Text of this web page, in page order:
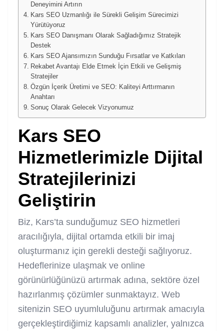
Deneyimini Artırın
Kars SEO Uzmanlığı ile Sürekli Gelişim Sürecimizi
Yürütüyoruz
Kars SEO Danışmanı Olarak Sağladığımız Stratejik
Destek
Kars SEO Ajansımızın Sunduğu Fırsatlar ve Katkıları
Rekabet Avantajı Elde Etmek İçin Etkili ve Gelişmiş
Stratejiler
Özgün İçerik Üretimi ve SEO: Kaliteyi Arttırmanın
Anahtarı
Sonuç Olarak Gelecek Vizyonumuz
Kars SEO
Hizmetlerimizle Dijital
Stratejilerinizi
Geliştirin
Biz, Kars’ta sunduğumuz SEO hizmetleri
aracılığıyla, dijital ortamda etkili bir imaj
oluşturmanız için gerekli desteği sağlıyoruz.
Hedeflerinize ulaşmak ve online
görünürlüğünüzü artırmak adına, sektöre özel
hazırlanmış çözümler sunmaktayız. Web
sitenizin SEO uyumluluğunu artırmak amacıyla
gerçekleştirdiğimiz kapsamlı analizler, yalnızca